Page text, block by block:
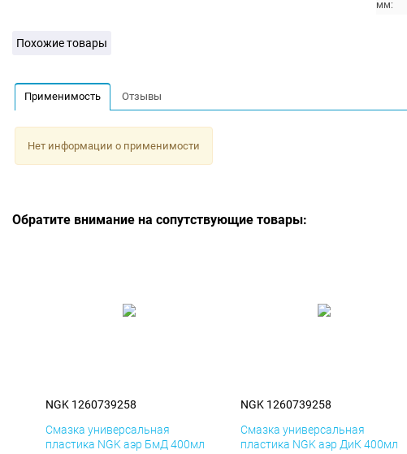
мм:
Похожие товары
Применимость Отзывы
Нет информации о применимости
Обратите внимание на сопутствующие товары:
NGK 1260739258
Смазка универсальная
пластика NGK аэр БмД 400мл
NGK 1260739258
Смазка универсальная
пластика NGK аэр ДиК 400мл